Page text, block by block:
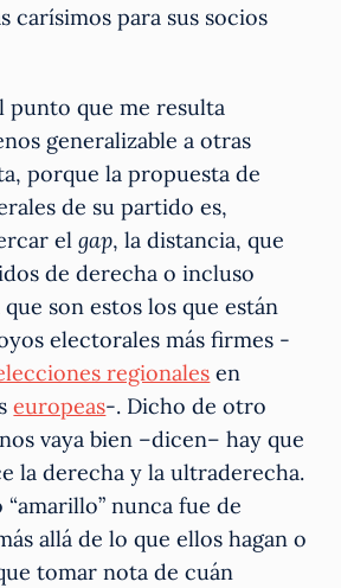
carísimos para sus socios
punto que me resulta
generalizable a otras
porque la propuesta de
de su partido es,
elgap, la distancia, que
de derecha o incluso
son estos los que están
electorales más firmes -
regionales en
europeas-. Dicho de otro
vaya bien –dicen– hay que
la derecha y la ultraderecha.
nunca fue de
allá de lo que ellos hagan o
tomar nota de cuán